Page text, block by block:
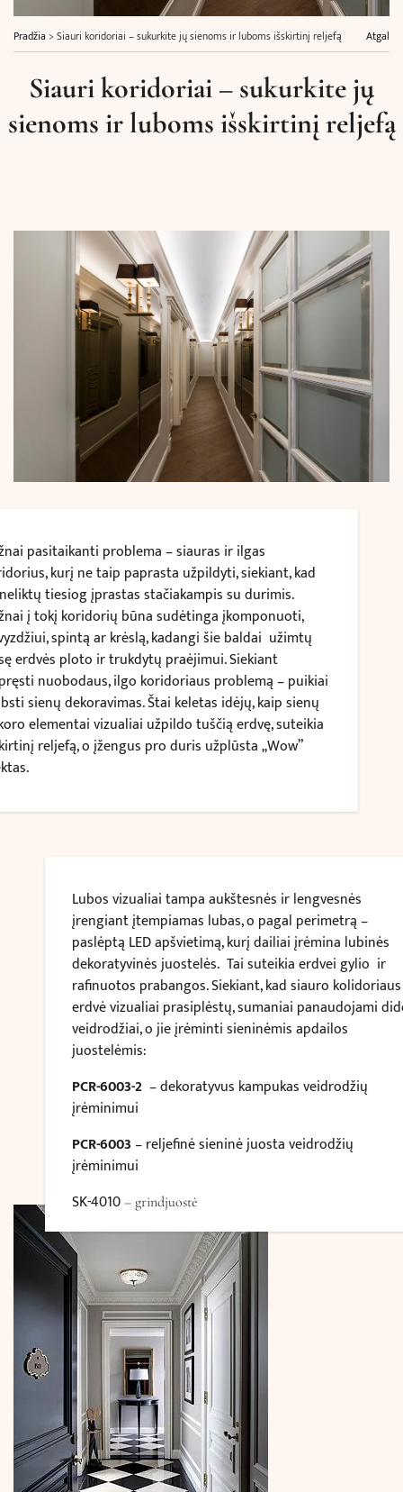
Pradžia> Siauri koridoriai – sukurkite jų sienoms ir luboms išskirtinį reljefą Atgal
Siauri koridoriai – sukurkite jų
sienoms ir luboms išskirtinį reljefą
pasitaikanti problema – siauras ir ilgas
kurį ne taip paprasta užpildyti, siekiant, kad
tiesiog įprastas stačiakampis su durimis.
į tokį koridorių būna sudėtinga įkomponuoti,
spintą ar krėslą, kadangi šie baldai užimtų
erdvės ploto ir trukdytų praėjimui. Siekiant
nuobodaus, ilgo koridoriaus problemą – puikiai
sienų dekoravimas. Štai keletas idėjų, kaip sienų
elementai vizualiai užpildo tuščią erdvę, suteikia
reljefą, o įžengus pro duris užplūsta „Wow”
Lubos vizualiai tampa aukštesnės ir lengvesnės
įrengiant įtempiamas lubas, o pagal perimetrą –
paslėptą LED apšvietimą, kurį dailiai įrėmina lubinės
dekoratyvinės juostelės. Tai suteikia erdvei gylio ir
rafinuotos prabangos. Siekiant, kad siauro kolidoriaus
erdvė vizualiai prasiplėstų, sumaniai panaudojami
veidrodžiai, o jie įrėminti sieninėmis apdailos
juostelėmis:
PCR-6003-2 – dekoratyvus kampukas veidrodžių
įrėminimui
PCR-6003– reljefinė sieninė juosta veidrodžių
įrėminimui
SK-4010 – grindjuostė